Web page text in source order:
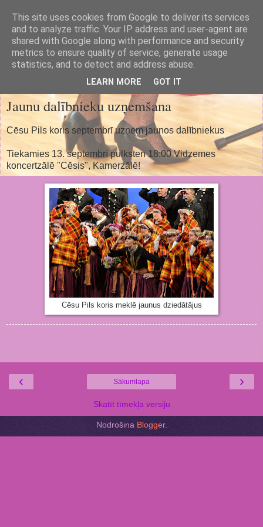
Cēsu Pils koris
Cesis Castle Choir
Jaunu dalībnieku uzņemšana
Cēsu Pils koris septembrī uzņem jaunos dalībniekus
Tiekamies 13. septembrī pulksten 18:00 Vidzemes
koncertzālē "Cēsis", Kamerzālē!
Cēsu Pils koris meklē jaunus dziedātājus
‹ ›
Sākumlapa
Skatīt tīmekļa versiju
Nodrošina Blogger.
This site uses cookies from Google to deliver its services
and to analyze traffic. Your IP address and user-agent are
shared with Google along with performance and security
metrics to ensure quality of service, generate usage
statistics, and to detect and address abuse.
LEARN MORE GOT IT